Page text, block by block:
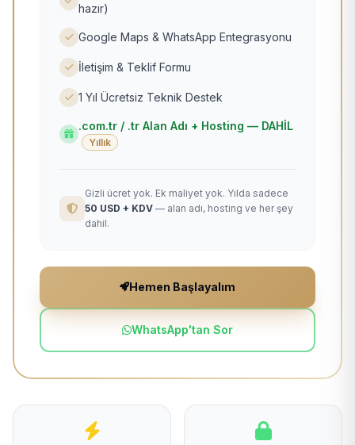
hazır)
Google Maps & WhatsApp Entegrasyonu
İletişim & Teklif Formu
1 Yıl Ücretsiz Teknik Destek
.com.tr / .tr Alan Adı + Hosting — DAHİL
Yıllık
Gizli ücret yok. Ek maliyet yok. Yılda sadece
50 USD + KDV — alan adı, hosting ve her şey
dahil.
Hemen Başlayalım
WhatsApp'tan Sor